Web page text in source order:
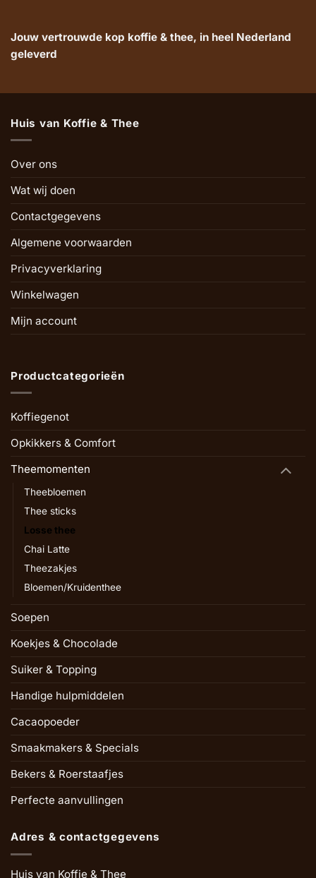
Jouw vertrouwde kop koffie & thee, in heel Nederland
geleverd
Huis van Koffie & Thee
Over ons
Wat wij doen
Contactgegevens
Algemene voorwaarden
Privacyverklaring
Winkelwagen
Mijn account
Productcategorieën
Koffiegenot
Opkikkers & Comfort
Theemomenten
Theebloemen
Thee sticks
Losse thee
Chai Latte
Theezakjes
Bloemen/Kruidenthee
Soepen
Koekjes & Chocolade
Suiker & Topping
Handige hulpmiddelen
Cacaopoeder
Smaakmakers & Specials
Bekers & Roerstaafjes
Perfecte aanvullingen
Adres & contactgegevens
Huis van Koffie & Thee